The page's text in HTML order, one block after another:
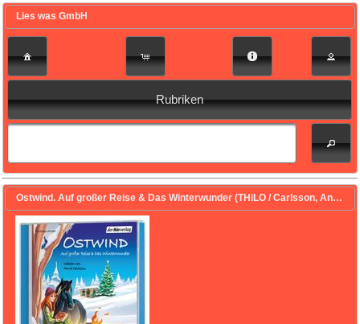
Lies was GmbH
Rubriken
Ostwind. Auf großer Reise & Das Winterwunder (THiLO / Carlsson, Anna (Gelesen))